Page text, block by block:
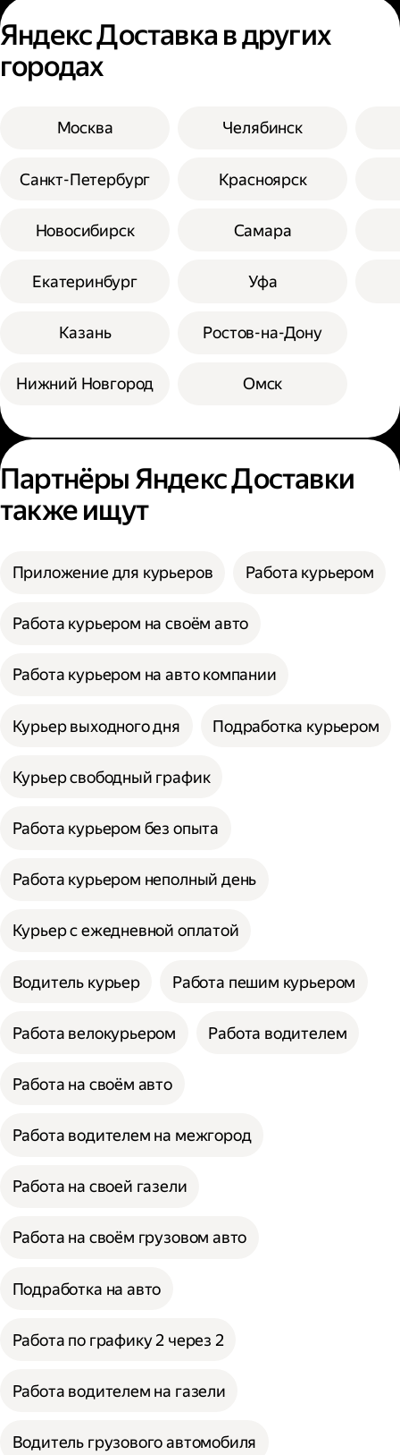
Яндекс Доставка в других
городах
Москва
Санкт-Петербург
Новосибирск
Екатеринбург
Казань
Нижний Новгород
Челябинск
Красноярск
Самара
Уфа
Ростов-на-Дону
Омск
Партнёры Яндекс Доставки
также ищут
Приложение для курьеров Работа курьером
Работа курьером на своём авто
Работа курьером на авто компании
Курьер выходного дня Подработка курьером
Курьер свободный график
Работа курьером без опыта
Работа курьером неполный день
Курьер с ежедневной оплатой
Водитель курьер Работа пешим курьером
Работа велокурьером Работа водителем
Работа на своём авто
Работа водителем на межгород
Работа на своей газели
Работа на своём грузовом авто
Подработка на авто
Работа по графику 2 через 2
Работа водителем на газели
Водитель грузового автомобиля